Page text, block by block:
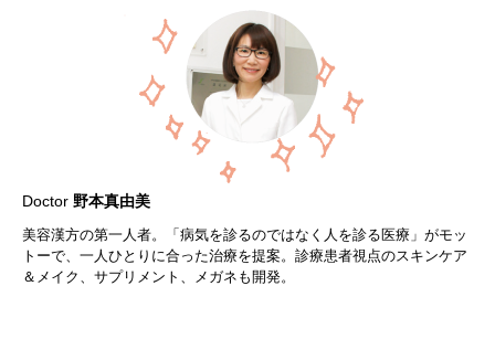
Doctor 野本真由美
美容漢方の第一人者。「病気を診るのではなく人を診る医療」がモッ
トーで、一人ひとりに合った治療を提案。診療患者視点のスキンケア
＆メイク、サプリメント、メガネも開発。